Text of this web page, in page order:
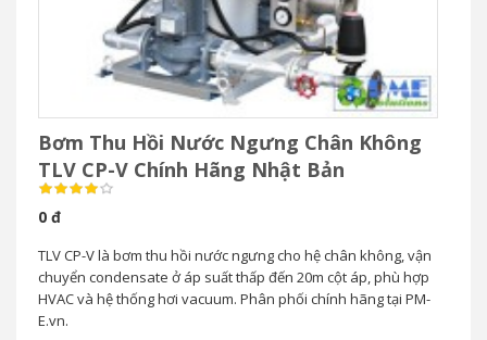
Bơm Thu Hồi Nước Ngưng Chân Không
TLV CP-V Chính Hãng Nhật Bản
0 đ
TLV CP-V là bơm thu hồi nước ngưng cho hệ chân không, vận
chuyển condensate ở áp suất thấp đến 20m cột áp, phù hợp
HVAC và hệ thống hơi vacuum. Phân phối chính hãng tại PM-
E.vn.